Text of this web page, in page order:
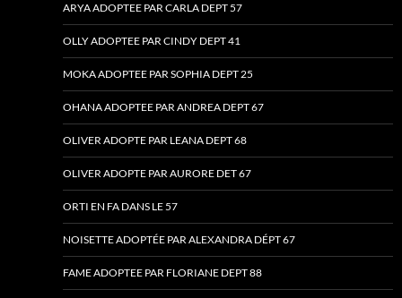
ARYA ADOPTEE PAR CARLA DEPT 57
OLLY ADOPTEE PAR CINDY DEPT 41
MOKA ADOPTEE PAR SOPHIA DEPT 25
OHANA ADOPTEE PAR ANDREA DEPT 67
OLIVER ADOPTE PAR LEANA DEPT 68
OLIVER ADOPTE PAR AURORE DET 67
ORTI EN FA DANS LE 57
NOISETTE ADOPTÉE PAR ALEXANDRA DÉPT 67
FAME ADOPTEE PAR FLORIANE DEPT 88